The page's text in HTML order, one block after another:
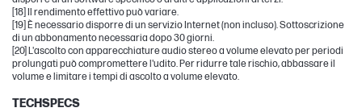
[18] Il rendimento effettivo può variare.
[19] È necessario disporre di un servizio Internet (non incluso). Sottoscrizione
di un abbonamento necessaria dopo 30 giorni.
[20] L'ascolto con apparecchiature audio stereo a volume elevato per periodi
prolungati può compromettere l'udito. Per ridurre tale rischio, abbassare il
volume e limitare i tempi di ascolto a volume elevato.
TECHSPECS